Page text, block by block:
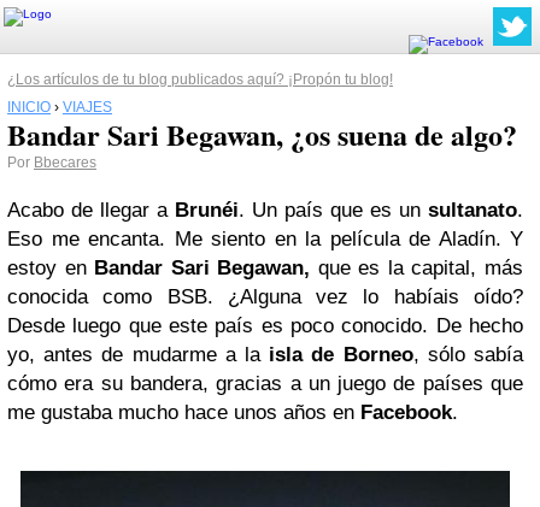
¿Los artículos de tu blog publicados aquí? ¡Propón tu blog!
INICIO › VIAJES
Bandar Sari Begawan, ¿os suena de algo?
Por Bbecares
Acabo de llegar a Brunéi. Un país que es un sultanato.
Eso me encanta. Me siento en la película de Aladín. Y
estoy en Bandar Sari Begawan, que es la capital, más
conocida como BSB. ¿Alguna vez lo habíais oído?
Desde luego que este país es poco conocido. De hecho
yo, antes de mudarme a la isla de Borneo, sólo sabía
cómo era su bandera, gracias a un juego de países que
me gustaba mucho hace unos años en Facebook.